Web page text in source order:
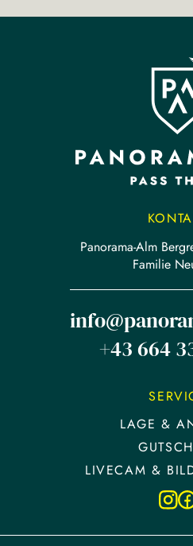
Panorama-Alm
Familie
+43 664
LAGE &
LIVECAM &